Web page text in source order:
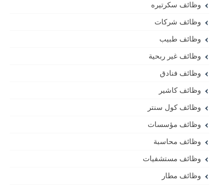
وظائف سكرتيره
وظائف شركات
وظائف طبيب
وظائف غير ربحية
وظائف فنادق
وظائف كاشير
وظائف كول سنتر
وظائف مؤسسات
وظائف محاسبة
وظائف مستشفيات
وظائف مطار